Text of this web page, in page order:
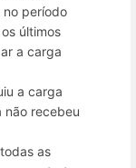
no período
últimos
a carga
a carga
não recebeu
as